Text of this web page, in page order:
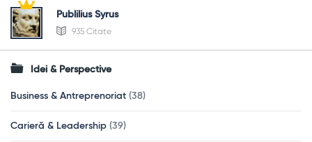
Publilius Syrus
935 Citate
Idei & Perspective
Business & Antreprenoriat (38)
Carieră & Leadership (39)